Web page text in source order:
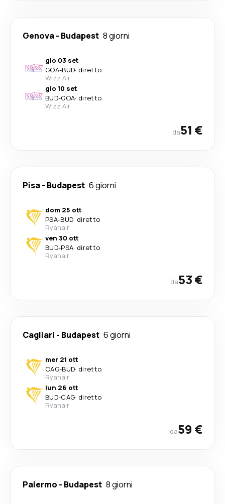
Genova- Budapest 8 giorni
gio 03 set
GOA-BUD· diretto
Wizz Air
gio 10 set
BUD-GOA· diretto
Wizz Air
da51 €
Pisa- Budapest 6 giorni
dom 25 ott
PSA-BUD· diretto
Ryanair
ven 30 ott
BUD-PSA· diretto
Ryanair
da53 €
Cagliari - Budapest 6 giorni
mer 21 ott
CAG-BUD· diretto
Ryanair
lun 26 ott
BUD-CAG· diretto
Ryanair
da59 €
Palermo - Budapest 8 giorni